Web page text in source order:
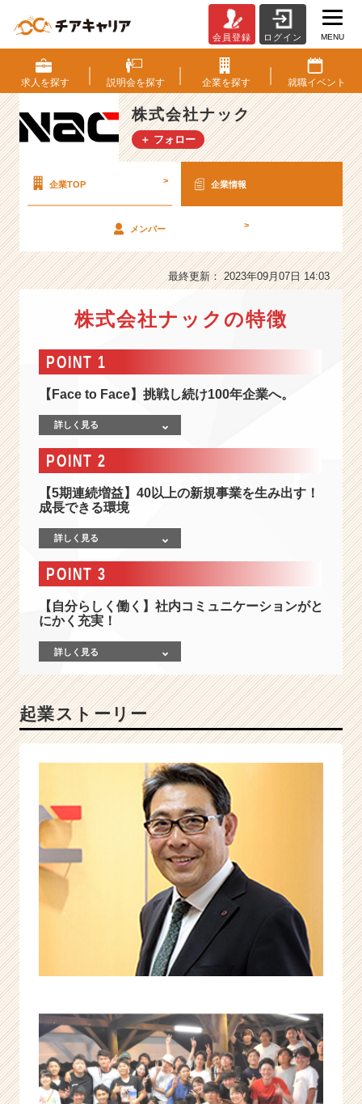
式
会
社
ナ
ッ
ク
の
報
は
1
0
企
業
へ！
業
の
グ
カ
ー
に
挑
戦
る！
ベ
ン
チ
ャ
成
長
企
業
か
ら
会員登録 ログイン MENU
求人を探す 説明会を探す 企業を探す 就職イベント
株式会社ナック
＋ フォロー
企業TOP > 企業情報
メンバー >
最終更新： 2023年09月07日 14:03
株式会社ナックの特徴
POINT 1
【Face to Face】挑戦し続け100年企業へ。
詳しく見る
POINT 2
【5期連続増益】40以上の新規事業を生み出す！
成長できる環境
詳しく見る
POINT 3
【自分らしく働く】社内コミュニケーションがと
にかく充実！
詳しく見る
起業ストーリー